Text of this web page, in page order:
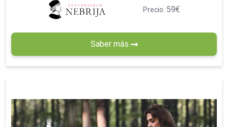
Precio: 59€
Saber más